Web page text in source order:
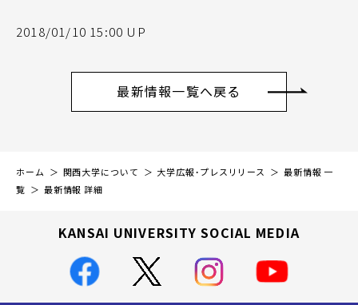
2018/01/10 15:00 UP
最新情報一覧へ戻る
ホーム 関西大学について 大学広報・プレスリリース
最新情報 一
覧
最新情報 詳細
KANSAI UNIVERSITY SOCIAL MEDIA